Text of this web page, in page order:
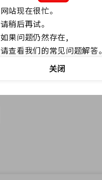
查找新闻
网站现在很忙。
请稍后再试。
如果问题仍然存在,
请查看我们的常见问题解答。
关闭